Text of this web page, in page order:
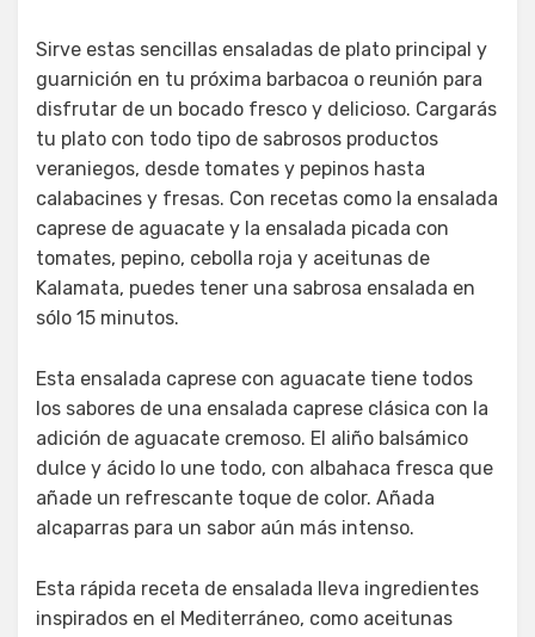
Sirve estas sencillas ensaladas de plato principal y
guarnición en tu próxima barbacoa o reunión para
disfrutar de un bocado fresco y delicioso. Cargarás
tu plato con todo tipo de sabrosos productos
veraniegos, desde tomates y pepinos hasta
calabacines y fresas. Con recetas como la ensalada
caprese de aguacate y la ensalada picada con
tomates, pepino, cebolla roja y aceitunas de
Kalamata, puedes tener una sabrosa ensalada en
sólo 15 minutos.
Esta ensalada caprese con aguacate tiene todos
los sabores de una ensalada caprese clásica con la
adición de aguacate cremoso. El aliño balsámico
dulce y ácido lo une todo, con albahaca fresca que
añade un refrescante toque de color. Añada
alcaparras para un sabor aún más intenso.
Esta rápida receta de ensalada lleva ingredientes
inspirados en el Mediterráneo, como aceitunas